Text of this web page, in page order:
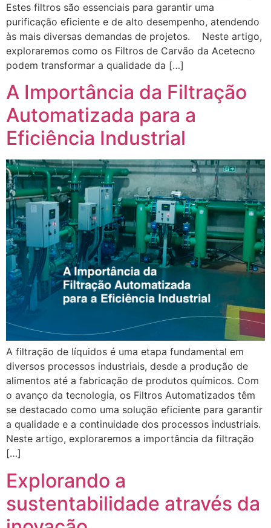
Estes filtros são essenciais para garantir uma
purificação eficiente e de alto desempenho, atendendo
às mais diversas demandas de projetos. Neste artigo,
exploraremos como os Filtros de Carvão da Acetecno
podem transformar a qualidade da […]
A Importância da Filtração
Automatizada para a
Eficiência Industrial
A filtração de líquidos é uma etapa fundamental em
diversos processos industriais, desde a produção de
alimentos até a fabricação de produtos químicos. Com
o avanço da tecnologia, os Filtros Automatizados têm
se destacado como uma solução eficiente para garantir
a qualidade e a continuidade dos processos industriais.
Neste artigo, exploraremos a importância da filtração
[…]
Explorando a
sustentabilidade através da